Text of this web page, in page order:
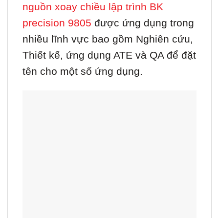
nguồn xoay chiều lập trình BK
precision 9805 được ứng dụng trong
nhiều lĩnh vực bao gồm Nghiên cứu,
Thiết kế, ứng dụng ATE và QA để đặt
tên cho một số ứng dụng.